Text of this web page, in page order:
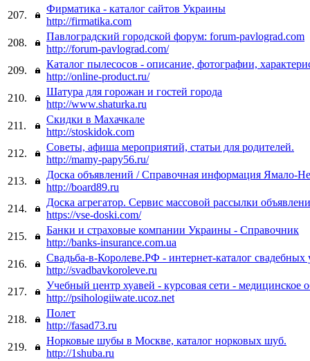
207.
Фирматика - каталог сайтов Украины
http://firmatika.com
208.
Павлоградский городской форум: forum-pavlograd.com
http://forum-pavlograd.com/
209.
Каталог пылесосов - описание, фотографии,
http://online-product.ru/
210.
Шатура для горожан и гостей города
http://www.shaturka.ru
211.
Скидки в Махачкале
http://stoskidok.com
212.
Советы, афиша мероприятий, статьи для родителей.
http://mamy-papy56.ru/
213.
Доска объявлений / Справочная информация Ямало-
http://board89.ru
214.
Доска агрегатор. Сервис массовой рассылки
https://vse-doski.com/
215.
Банки и страховые компании Украины - Справочник
http://banks-insurance.com.ua
216.
Свадьба-в-Королеве.РФ - интернет-каталог свадебных
http://svadbavkoroleve.ru
217.
Учебный центр хуавей - курсовая сети - медицинское
http://psihologiiwate.ucoz.net
218.
Полет
http://fasad73.ru
219.
Норковые шубы в Москве, каталог норковых шуб.
http://1shuba.ru